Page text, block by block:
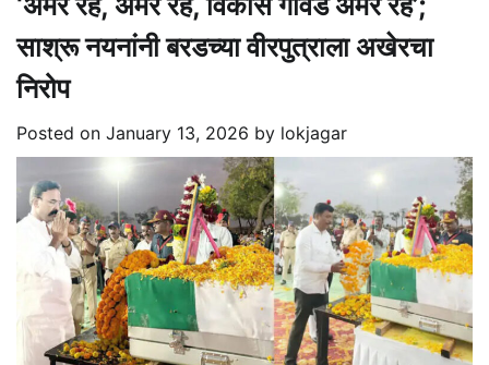
साश्रू नयनांनी बरडच्या वीरपुत्राला अखेरचा
निरोप
Posted on January 13, 2026 by lokjagar